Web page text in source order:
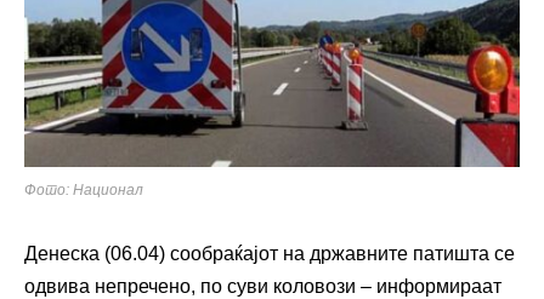
Фото: Национал
Денеска (06.04) сообраќајот на државните патишта се
одвива непречено, по суви коловози – информираат